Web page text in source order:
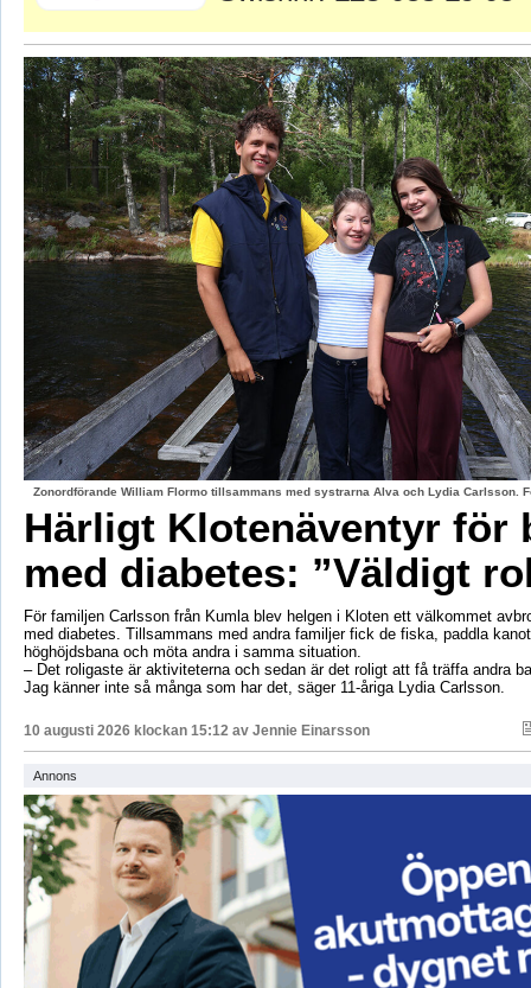
Zonordförande William Flormo tillsammans med systrarna Alva och Lydia Carlsson.
Härligt Klotenäventyr för
med diabetes: ”Väldigt
För familjen Carlsson från Kumla blev helgen i Kloten ett välkommet
med diabetes. Tillsammans med andra familjer fick de fiska, paddla
höghöjdsbana och möta andra i samma situation.
– Det roligaste är aktiviteterna och sedan är det roligt att få träffa andra
Jag känner inte så många som har det, säger 11-åriga Lydia Carlsson.
10 augusti 2026 klockan 15:12 av Jennie Einarsson
Annons